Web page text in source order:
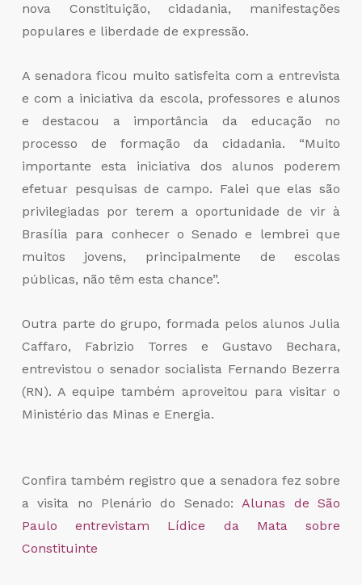
nova Constituição, cidadania, manifestações
populares e liberdade de expressão.
A senadora ficou muito satisfeita com a entrevista
e com a iniciativa da escola, professores e alunos
e destacou a importância da educação no
processo de formação da cidadania. “Muito
importante esta iniciativa dos alunos poderem
efetuar pesquisas de campo. Falei que elas são
privilegiadas por terem a oportunidade de vir à
Brasília para conhecer o Senado e lembrei que
muitos jovens, principalmente de escolas
públicas, não têm esta chance”.
Outra parte do grupo, formada pelos alunos Julia
Caffaro, Fabrizio Torres e Gustavo Bechara,
entrevistou o senador socialista Fernando Bezerra
(RN). A equipe também aproveitou para visitar o
Ministério das Minas e Energia.
Confira também registro que a senadora fez sobre
a visita no Plenário do Senado:Alunas de São
Paulo entrevistam Lídice da Mata sobre
Constituinte